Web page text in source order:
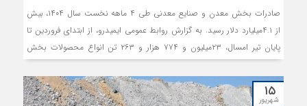
صادرات بخش معدن و صنایع معدنی طی ۴ ماهه نخست سال ۱۴۰۴، بیش
از ۴.۱میلیارد دلار رسید. به گزارش روابط عمومی ایمیدرو، از ابتدای فروردین تا
پایان تیر امسال، ۲۳‌میلیون و ۷۷۴ هزار و ۲۶۳ تن انواع محصولات بخش
معدن و صنایع معدنی به ارزش ۴‌میلیارد و ۱۳۲‌میلیون دلار صادر شد.
۱۵
شهریور